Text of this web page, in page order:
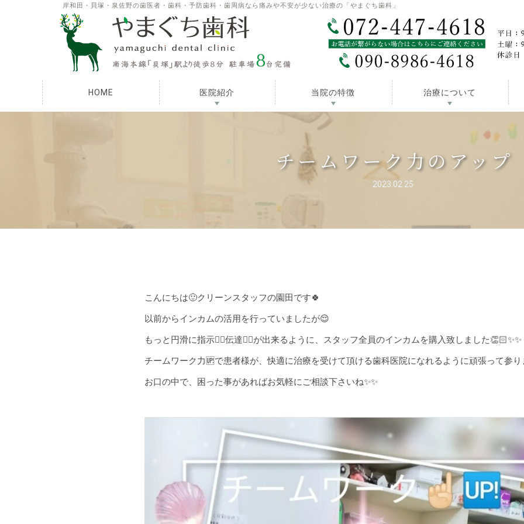
岸和田・貝塚・泉佐野の歯医者・歯科・予防歯科・歯周病なら痛みや不安が少ない治療の「やまぐち歯科」
HOME 医院紹介 当院の特徴 治療について
チームワーク力のアップ
2023.02.25
こんにちは🙂クリーンスタッフの園田です🍀
以前からインカムの活用を行っていましたが😌
もっと円滑に指示☝🏻伝達☝🏻が出来るように、スタッフ全員のインカムを購入致しました👏🏻✨✨
チームワーク力🆙で患者様が、快適に治療を受けて頂ける歯科医院になれるように頑張って参
お口の中で、困った事があればお気軽にご相談下さいね✨✨